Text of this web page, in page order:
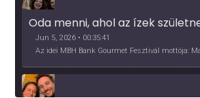
Oda menni, ahol az ízek
Vidék, Gourmet Fesztivál 2026
Jun 5, 2026 • 00:35:41